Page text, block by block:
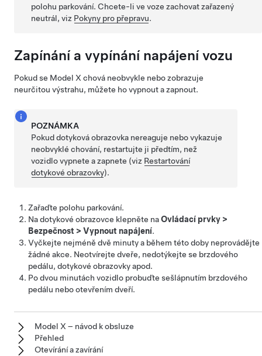
polohu parkování. Chcete-li ve voze zachovat zařazený
neutrál, viz Pokyny pro přepravu.
Zapínání a vypínání napájení vozu
Pokud se Model X chová neobvykle nebo zobrazuje
neurčitou výstrahu, můžete ho vypnout a zapnout.
POZNÁMKA
Pokud dotyková obrazovka nereaguje nebo vykazuje
neobvyklé chování, restartujte ji předtím, než
vozidlo vypnete a zapnete (viz Restartování
dotykové obrazovky).
Zařaďte polohu parkování.
Na dotykové obrazovce klepněte naOvládací prvky >
Bezpečnost > Vypnout napájení.
Vyčkejte nejméně dvě minuty a během této doby neprovádějte
žádné akce. Neotvírejte dveře, nedotýkejte se brzdového
pedálu, dotykové obrazovky apod.
Po dvou minutách vozidlo probuďte sešlápnutím brzdového
pedálu nebootevřením dveří.
Model X – návod k obsluze
Přehled
Otevírání a zavírání